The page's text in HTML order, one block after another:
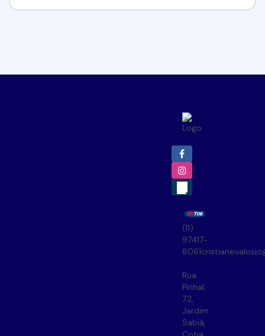
(11)
97417-
8061
Rua
Pinhal,
72,
Jardim
Sabiá,